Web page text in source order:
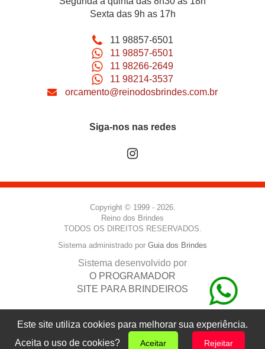
Sexta das 9h as 17h
11 98857-6501
11 98857-6501
11 98266-2649
11 98214-3537
orcamento@reinodosbrindes.com.br
Siga-nos nas redes
Copyright © 1999 - 2026.
Reino dos Brindes
TODOS OS DIREITOS RESERVADOS.
Sistema administrado por Guia dos Brindes
Sistema desenvolvido por
O PROGRAMADOR
SITE PARA BRINDEIROS
Este site utiliza cookies para melhorar sua experiência.
Aceita o uso de cookies?
Aceitar Rejeitar